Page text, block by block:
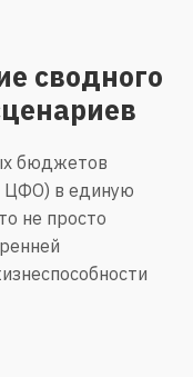
сводного
бюджетов
ЦФО) в единую
не просто